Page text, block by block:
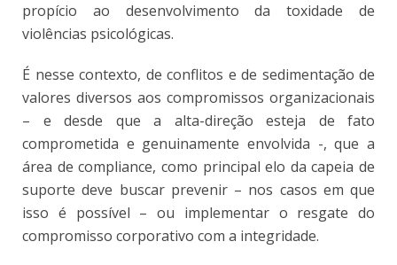
propício ao desenvolvimento da toxidade de
violências psicológicas.
É nesse contexto, de conflitos e de sedimentação de
valores diversos aos compromissos organizacionais
– e desde que a alta-direção esteja de fato
comprometida e genuinamente envolvida -, que a
área de compliance, como principal elo da capeia de
suporte deve buscar prevenir – nos casos em que
isso é possível – ou implementar o resgate do
compromisso corporativo com a integridade.